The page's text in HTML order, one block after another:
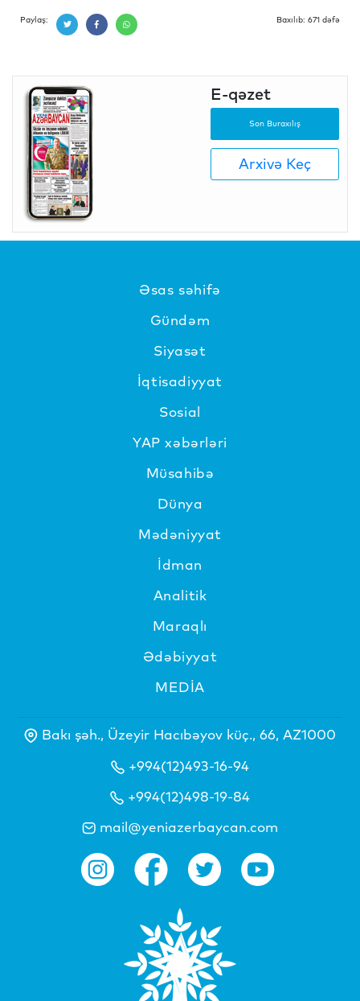
Paylaş: Baxılıb: 671 dəfə
E-qəzet
Son Buraxılış
Arxivə Keç
Əsas səhifə
Gündəm
Siyasət
İqtisadiyyat
Sosial
YAP xəbərləri
Müsahibə
Dünya
Mədəniyyat
İdman
Analitik
Maraqlı
Ədəbiyyat
MEDİA
Bakı şəh., Üzeyir Hacıbəyov küç., 66, AZ1000
+994(12)493-16-94
+994(12)498-19-84
mail@yeniazerbaycan.com